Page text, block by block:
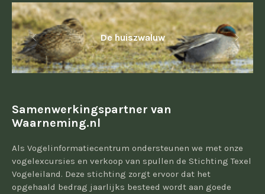
De huiszwaluw
Samenwerkingspartner van
Waarneming.nl
Als Vogelinformatiecentrum ondersteunen we met onze
vogelexcursies en verkoop van spullen de Stichting Texel
Vogeleiland. Deze stichting zorgt ervoor dat het
opgehaald bedrag jaarlijks besteed wordt aan goede